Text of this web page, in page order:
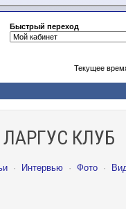
Быстрый переход
Текущее
КЛУБ
· Интервью · Фото ·